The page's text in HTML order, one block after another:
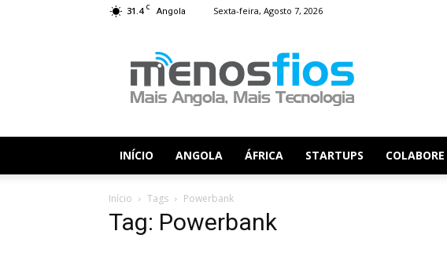
31.4 C Angola Sexta-feira, Agosto 7, 2026
Fios
INÍCIO ANGOLA ÁFRICA STARTUPS COLABORE
Início Tags Powerbank
Tag: Powerbank